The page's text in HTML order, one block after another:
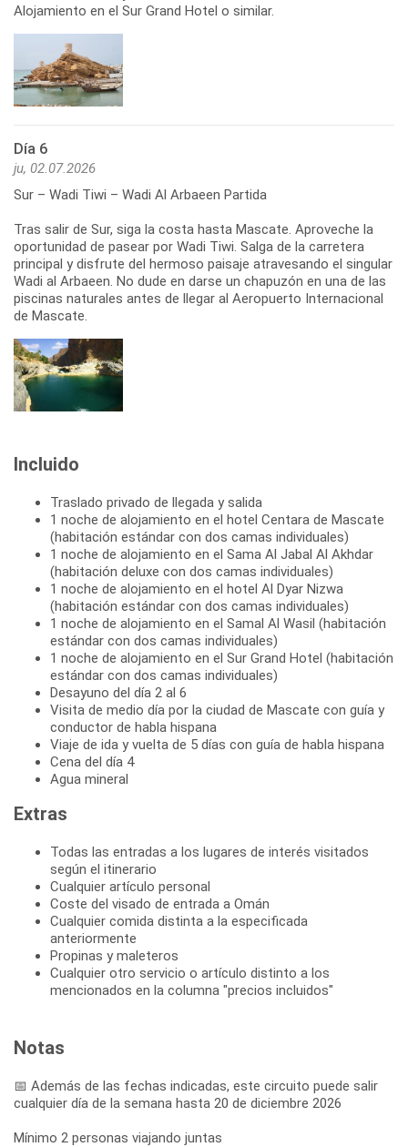
Alojamiento en el Sur Grand Hotel o similar.
Día 6
ju, 02.07.2026
Sur – Wadi Tiwi – Wadi Al Arbaeen Partida
Tras salir de Sur, siga la costa hasta Mascate. Aproveche la
oportunidad de pasear por Wadi Tiwi. Salga de la carretera
principal y disfrute del hermoso paisaje atravesando el singular
Wadi al Arbaeen. No dude en darse un chapuzón en una de las
piscinas naturales antes de llegar al Aeropuerto Internacional
de Mascate.
Incluido
Traslado privado de llegada y salida
1 noche de alojamiento en el hotel Centara de Mascate
(habitación estándar con dos camas individuales)
1 noche de alojamiento en el Sama Al Jabal Al Akhdar
(habitación deluxe con dos camas individuales)
1 noche de alojamiento en el hotel Al Dyar Nizwa
(habitación estándar con dos camas individuales)
1 noche de alojamiento en el Samal Al Wasil (habitación
estándar con dos camas individuales)
1 noche de alojamiento en el Sur Grand Hotel (habitación
estándar con dos camas individuales)
Desayuno del día 2 al 6
Visita de medio día por la ciudad de Mascate con guía y
conductor de habla hispana
Viaje de ida y vuelta de 5 días con guía de habla hispana
Cena del día 4
Agua mineral
Extras
Todas las entradas a los lugares de interés visitados
según el itinerario
Cualquier artículo personal
Coste del visado de entrada a Omán
Cualquier comida distinta a la especificada
anteriormente
Propinas y maleteros
Cualquier otro servicio o artículo distinto a los
mencionados en la columna "precios incluidos"
Notas
📅 Además de las fechas indicadas, este circuito puede salir
cualquier día de la semana hasta 20 de diciembre 2026
Mínimo 2 personas viajando juntas